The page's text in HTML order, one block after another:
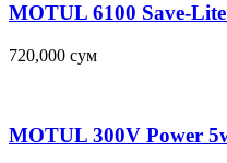
MOTUL 6100 Save-
720,000 сум
MOTUL 300V Power